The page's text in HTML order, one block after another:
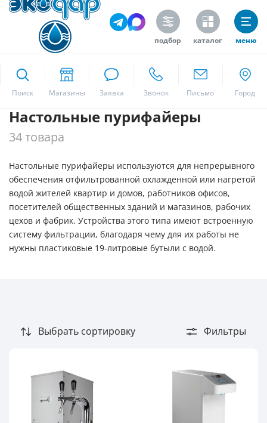
подбор каталог меню
Поиск
Москва
Да
Настольные пурифайеры
34 товара
Настольные пурифайеры используются для непрерывного
обеспечения отфильтрованной охлажденной или нагретой
водой жителей квартир и домов, работников офисов,
посетителей общественных зданий и магазинов, рабочих
цехов и фабрик. Устройства этого типа имеют встроенную
систему фильтрации, благодаря чему для их работы не
нужны пластиковые 19-литровые бутыли с водой.
Выбрать сортировку Фильтры
Цена
Waterlogic
по заказу Экодар
Экодар
Антимикробное покрытие
Да
Нет
Серебристый
Режим воды
Газированная